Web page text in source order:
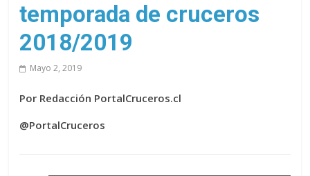
temporada de cruceros
2018/2019
Mayo 2, 2019
Por Redacción PortalCruceros.cl
@PortalCruceros